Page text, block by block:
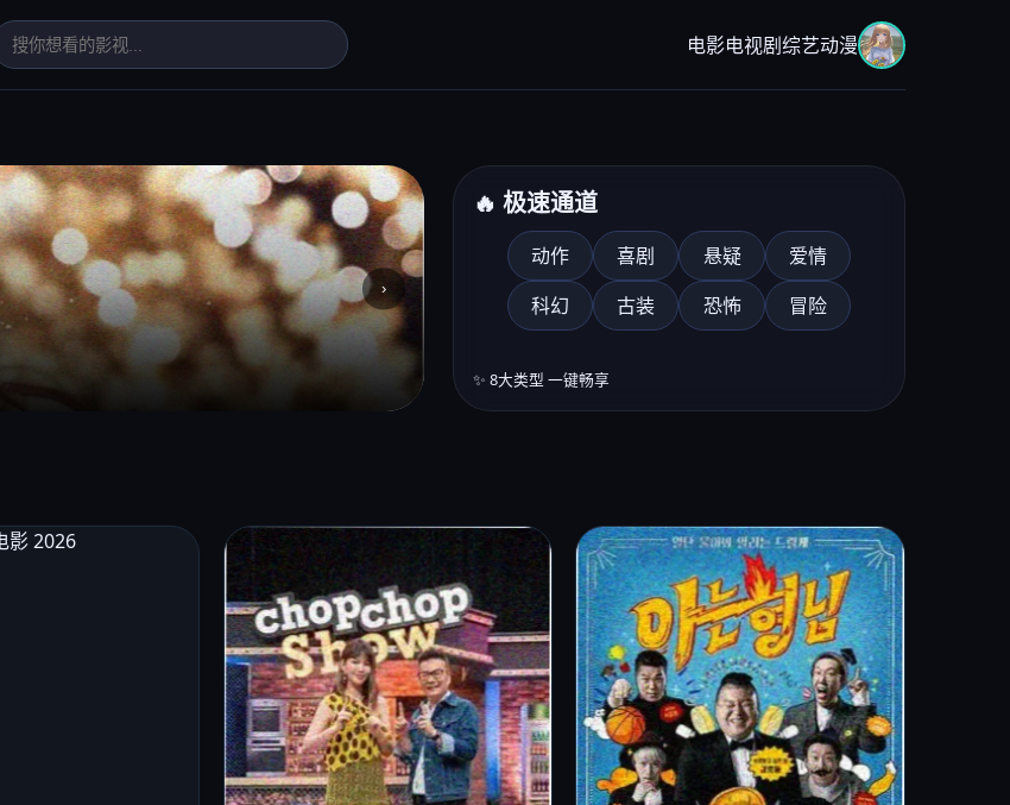
电影电视剧综艺动漫
高分综艺《音乐对决季》
周六晚8点
›
🔥 极速通道
动作 喜剧 悬疑
爱情
科幻
古装 恐怖 冒险
✨ 8大类型 一键畅享